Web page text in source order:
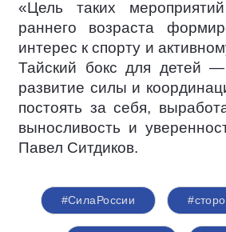
«Цель таких
раннего возраста
интерес к спорту и
Тайский бокс для детей
развитие силы и
постоять за себя,
выносливость и
Павел Ситдиков.
#СилаРоссии